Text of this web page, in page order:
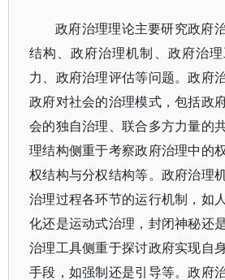
政府治理理论主要研究政府
结构、政府治理机制、政府治
力、政府治理评估等问题。政府
政府对社会的治理模式，包括政
会的独自治理、联合多方力量的
理结构侧重于考察政府治理中的
权结构与分权结构等。政府治理
治理过程各环节的运行机制，如
化还是运动式治理，封闭神秘还
治理工具侧重于探讨政府实现自
手段，如强制还是引导等。政府